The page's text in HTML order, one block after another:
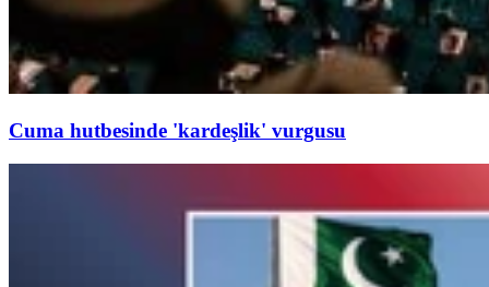
Cuma hutbesinde 'kardeşlik' vurgusu